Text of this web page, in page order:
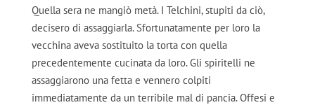
Quella sera ne mangiò metà. I Telchini, stupiti da ciò,
decisero di assaggiarla. Sfortunatamente per loro la
vecchina aveva sostituito la torta con quella
precedentemente cucinata da loro. Gli spiritelli ne
assaggiarono una fetta e vennero colpiti
immediatamente da un terribile mal di pancia. Offesi e